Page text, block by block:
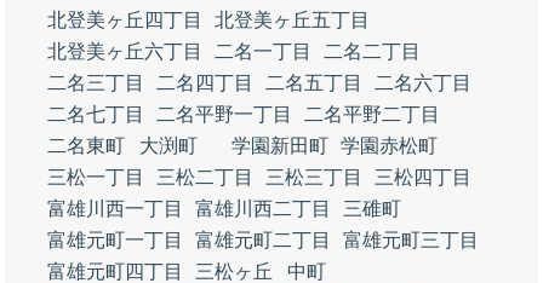
北登美ヶ丘四丁目
北登美ヶ丘五丁目
北登美ヶ丘六丁目
二名一丁目
二名二丁目
二名三丁目
二名四丁目 二名五丁目
二名六丁目
二名七丁目
二名平野一丁目
二名平野二丁目
二名東町
大渕町 学園新田町 学園赤松町
三松一丁目
三松二丁目 三松三丁目
三松四丁目
富雄川西一丁目
富雄川西二丁目
三碓町
富雄元町一丁目
富雄元町二丁目
富雄元町三丁目
富雄元町四丁目
三松ヶ丘
中町